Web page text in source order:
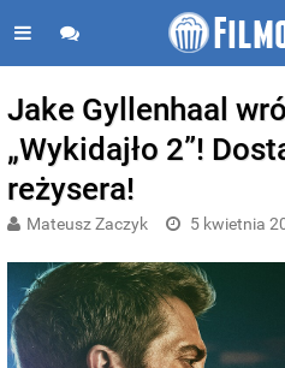
Jake Gyllenhaal
„Wykidajło 2”!
reżysera!
Mateusz Zaczyk 5 kwietnia